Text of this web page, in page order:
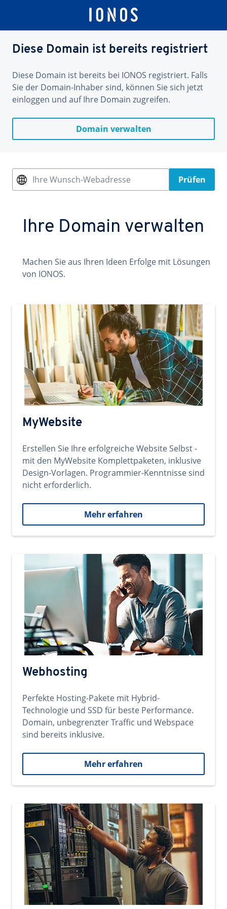
Diese Domain ist bereits registriert
Diese Domain ist bereits bei IONOS registriert. Falls
Sie der Domain-Inhaber sind, können Sie sich jetzt
einloggen und auf Ihre Domain zugreifen.
Domain verwalten
Ihre Wunsch-Webadresse Prüfen
Ihre Domain verwalten
Machen Sie aus Ihren Ideen Erfolge mit Lösungen
von IONOS.
MyWebsite
Erstellen Sie Ihre erfolgreiche Website Selbst -
mit den MyWebsite Komplettpaketen, inklusive
Design-Vorlagen. Programmier-Kenntnisse sind
nicht erforderlich.
Mehr erfahren
Webhosting
Perfekte Hosting-Pakete mit Hybrid-
Technologie und SSD für beste Performance.
Domain, unbegrenzter Traffic und Webspace
sind bereits inklusive.
Mehr erfahren